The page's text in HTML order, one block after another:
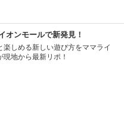
オンモールで新発見！
楽しめる新しい遊び方をママライ
現地から最新リポ！